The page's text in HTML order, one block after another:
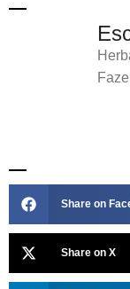
Share on
Share on X